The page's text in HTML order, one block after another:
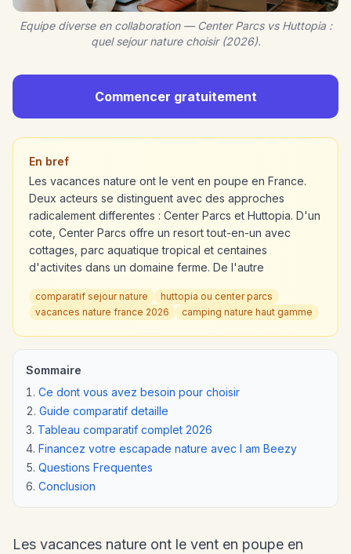
Equipe diverse en collaboration — Center Parcs vs Huttopia :
quel sejour nature choisir (2026).
Commencer gratuitement
En bref
Les vacances nature ont le vent en poupe en France.
Deux acteurs se distinguent avec des approches
radicalement differentes : Center Parcs et Huttopia. D'un
cote, Center Parcs offre un resort tout-en-un avec
cottages, parc aquatique tropical et centaines
d'activites dans un domaine ferme. De l'autre
comparatif sejour nature
huttopia ou center parcs
vacances nature france 2026
camping nature haut gamme
Sommaire
Ce dont vous avez besoin pour choisir
Guide comparatif detaille
Tableau comparatif complet 2026
Financez votre escapade nature avec I am Beezy
Questions Frequentes
Conclusion
Les vacances nature ont le vent en poupe en